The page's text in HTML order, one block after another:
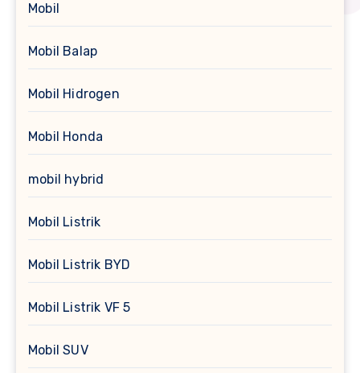
Mobil
Mobil Balap
Mobil Hidrogen
Mobil Honda
mobil hybrid
Mobil Listrik
Mobil Listrik BYD
Mobil Listrik VF 5
Mobil SUV